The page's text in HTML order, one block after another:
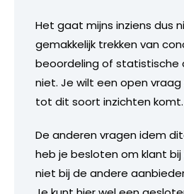
Het gaat mijns inziens dus
gemakkelijk trekken van
beoordeling of statistische
niet. Je wilt een open
tot dit soort inzichten komt.
De anderen vragen idem
heb je besloten om klant bij
niet bij de andere